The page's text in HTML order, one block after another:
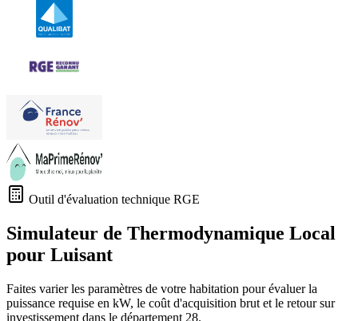
Outil d'évaluation technique RGE
Simulateur de Thermodynamique Local
pour Luisant
Faites varier les paramètres de votre habitation pour évaluer la
puissance requise en kW, le coût d'acquisition brut et le retour sur
investissement dans le département 28.